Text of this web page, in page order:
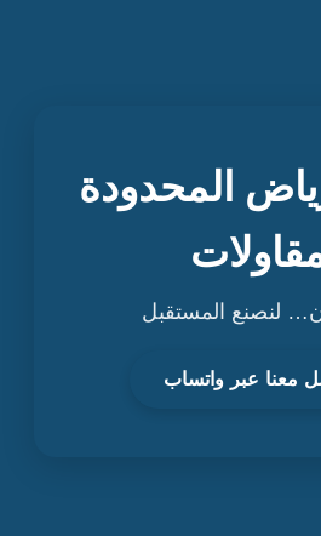
المحدودة
لنصنع المستقبل
معنا عبر واتساب